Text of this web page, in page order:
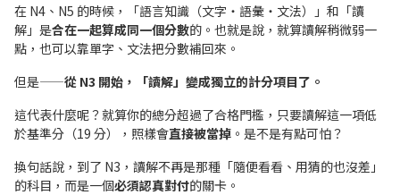
在 N4、N5 的時候，「語言知識（文字・語彙・文法）」和「讀
解」是合在一起算成同一個分數的。也就是說，就算讀解稍微弱一
點，也可以靠單字、文法把分數補回來。
但是——從 N3 開始，「讀解」變成獨立的計分項目了。
這代表什麼呢？就算你的總分超過了合格門檻，只要讀解這一項低
於基準分（19 分），照樣會直接被當掉 。是不是有點可怕？
換句話說，到了 N3，讀解不再是那種「隨便看看、用猜的也沒差」
的科目，而是一個必須認真對付的關卡。